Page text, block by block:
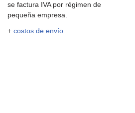
se factura IVA por régimen de
pequeña empresa.
+ costos de envío